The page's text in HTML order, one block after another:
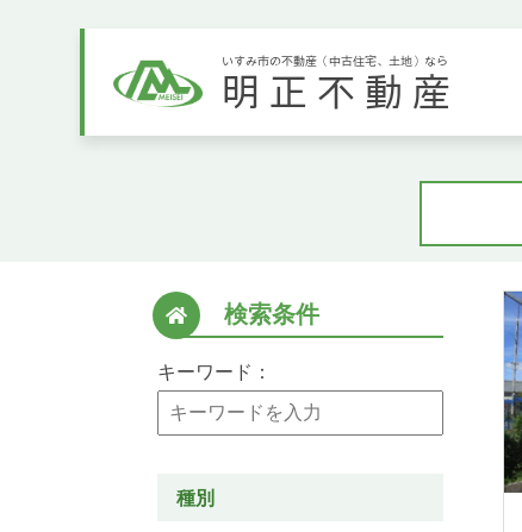
いすみ市の不動産（中古住宅、土地）なら
明正不動産
検索条件
キーワード：
種別